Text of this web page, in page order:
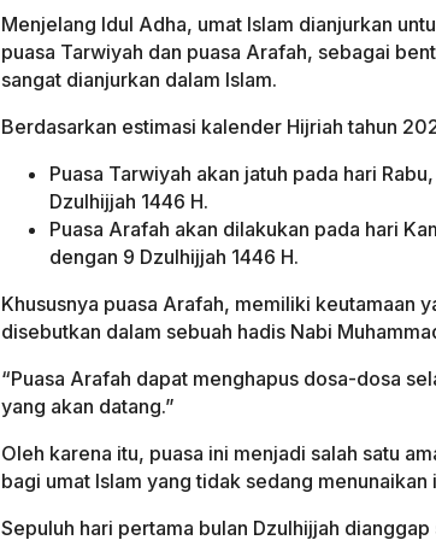
Menjelang Idul Adha, umat Islam dianjurkan
puasa Tarwiyah dan puasa Arafah, sebagai
sangat dianjurkan dalam Islam.
Berdasarkan estimasi kalender Hijriah tahun
Puasa Tarwiyah akan jatuh pada hari
Dzulhijjah 1446 H.
Puasa Arafah akan dilakukan pada hari
dengan 9 Dzulhijjah 1446 H.
Khususnya puasa Arafah, memiliki keutamaan
disebutkan dalam sebuah hadis Nabi
“Puasa Arafah dapat menghapus dosa-dosa
yang akan datang.”
Oleh karena itu, puasa ini menjadi salah satu
bagi umat Islam yang tidak sedang menunaikan
Sepuluh hari pertama bulan Dzulhijjah